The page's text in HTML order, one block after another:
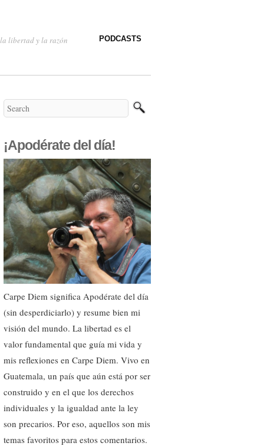
libertad y la razón PODCASTS
¡Apodérate del día!
Carpe Diem significa Apodérate del día
(sin desperdiciarlo) y resume bien mi
visión del mundo. La libertad es el
valor fundamental que guía mi vida y
mis reflexiones en Carpe Diem. Vivo en
Guatemala, un país que aún está por ser
construido y en el que los derechos
individuales y la igualdad ante la ley
son precarios. Por eso, aquellos son mis
temas favoritos para estos comentarios.